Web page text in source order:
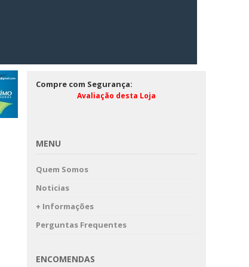
Compre com Segurança:
Avaliação desta Loja
MENU
Quem Somos
Noticias
+ Informações
Perguntas Frequentes
ENCOMENDAS